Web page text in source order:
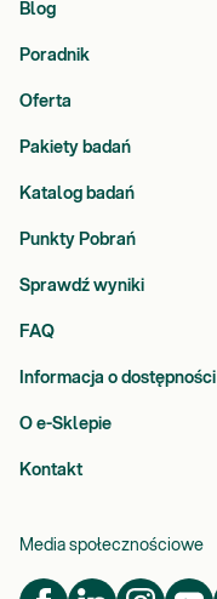
Blog
Poradnik
Oferta
Pakiety badań
Katalog badań
Punkty Pobrań
Sprawdź wyniki
FAQ
Informacja o dostępności
O e-Sklepie
Kontakt
Media społecznościowe